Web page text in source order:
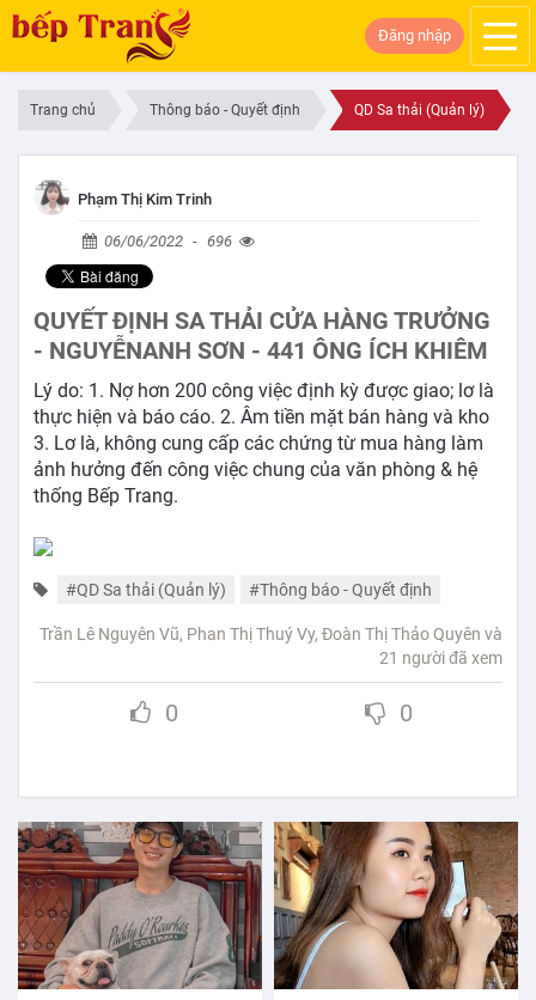
Đăng nhập
Trang chủ Thông báo - Quyết định QD Sa thải (Quản lý)
Phạm Thị Kim Trinh
06/06/2022 - 696
QUYẾT ĐỊNH SA THẢI CỬA HÀNG TRƯỞNG
- NGUYỄNANH SƠN - 441 ÔNG ÍCH KHIÊM
Lý do: 1. Nợ hơn 200 công việc định kỳ được giao; lơ là
thực hiện và báo cáo. 2. Âm tiền mặt bán hàng và kho
3. Lơ là, không cung cấp các chứng từ mua hàng làm
ảnh hưởng đến công việc chung của văn phòng & hệ
thống Bếp Trang.
#QD Sa thải (Quản lý) #Thông báo - Quyết định
Trần Lê Nguyên Vũ, Phan Thị Thuý Vy, Đoàn Thị Thảo Quyên và
21 người đã xem
0 0